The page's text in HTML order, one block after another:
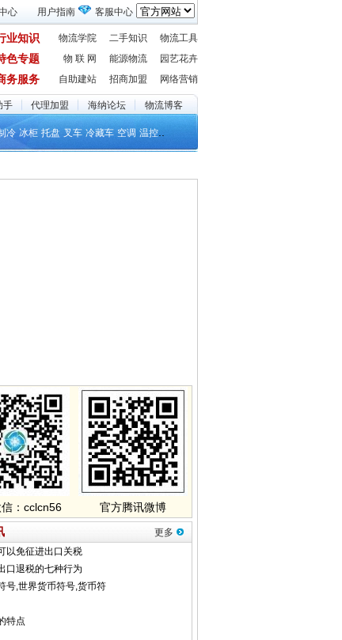
心 用户指南 客服中心
业知识 物流学院 二手知识 物流工具
色专题 物 联 网 能源物流 园艺花卉
务服务 自助建站 招商加盟 网络营销
手 代理加盟 海纳论坛 物流博客
冷 冰柜 托盘 叉车 冷藏车 空调 温控
：cclcn56
官方腾讯微博
更多